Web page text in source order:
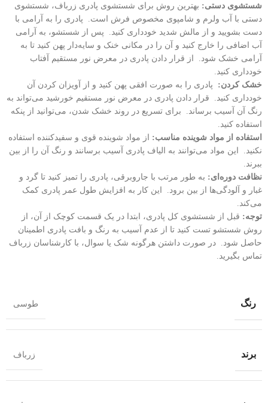
شستشوی دستی: بهترین روش برای شستشوی پادری زرباف، شستشوی
دستی با آب ولرم و شامپوی مخصوص فرش است. پادری را به آرامی با
دست بشویید و از مالش شدید خودداری کنید. پس از شستشو، به آرامی
آب اضافی را خارج کنید و آن را در مکانی خنک و سایه‌دار پهن کنید تا به
آرامی خشک شود. از قرار دادن پادری در معرض نور مستقیم آفتاب
خودداری کنید.
خشک کردن: پادری را به صورت افقی پهن کنید و از آویزان کردن آن
خودداری کنید. قرار دادن پادری در معرض نور مستقیم خورشید می‌تواند به
رنگ آن آسیب برساند. برای تسریع در روند خشک شدن، می‌توانید از پنکه
استفاده کنید.
استفاده از مواد شوینده مناسب: از مواد شوینده قوی و سفیدکننده استفاده
نکنید. این مواد می‌توانند به الیاف پادری آسیب برسانند و رنگ آن را از بین
ببرند.
نظافت دوره‌ای: به طور مرتب با جاروبرقی، پادری را تمیز کنید تا گرد و
غبار و آلودگی‌ها از بین برود. این کار به افزایش طول عمر پادری کمک
می‌کند.
توجه: قبل از شستشوی کل پادری، ابتدا در یک قسمت کوچک از آن، از
روش شستشو تست کنید تا از عدم آسیب به رنگ و بافت پادری اطمینان
حاصل شود. در صورت داشتن هرگونه شک یا سوال، با کارشناسان زرباف
تماس بگیرید.
رنگ طوسی
برند زرباف